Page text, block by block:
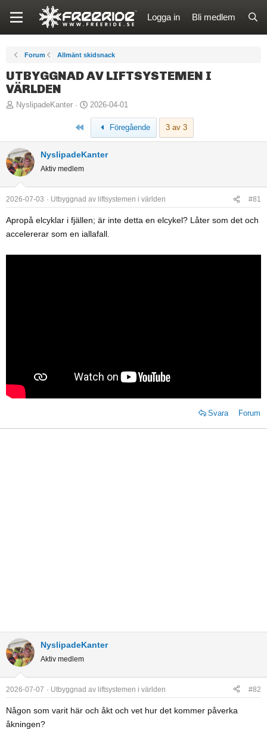
Logga in Bli medlem
Forum Allmänt skidsnack
UTBYGGNAD AV LIFTSYSTEMEN I
VÄRLDEN
T
d
s
t
a
r
t
a
r
NyslipadeKanter
S
t
r
t
t
u
m
2026-04-01
Först Föregående 3 av 3
NyslipadeKanter
Aktiv medlem
2026-07-03 Utbyggnad av liftsystemen i världen #81
Apropå elcyklar i fjällen; är inte detta en elcykel? Låter som det och
accelererar som en iallafall.
Svara Forum
NyslipadeKanter
Aktiv medlem
2026-07-07 Utbyggnad av liftsystemen i världen #82
Någon som varit här och åkt och vet hur det kommer påverka
åkningen?